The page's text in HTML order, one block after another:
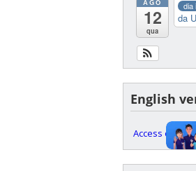
12
qua
dia
da
English
Access our